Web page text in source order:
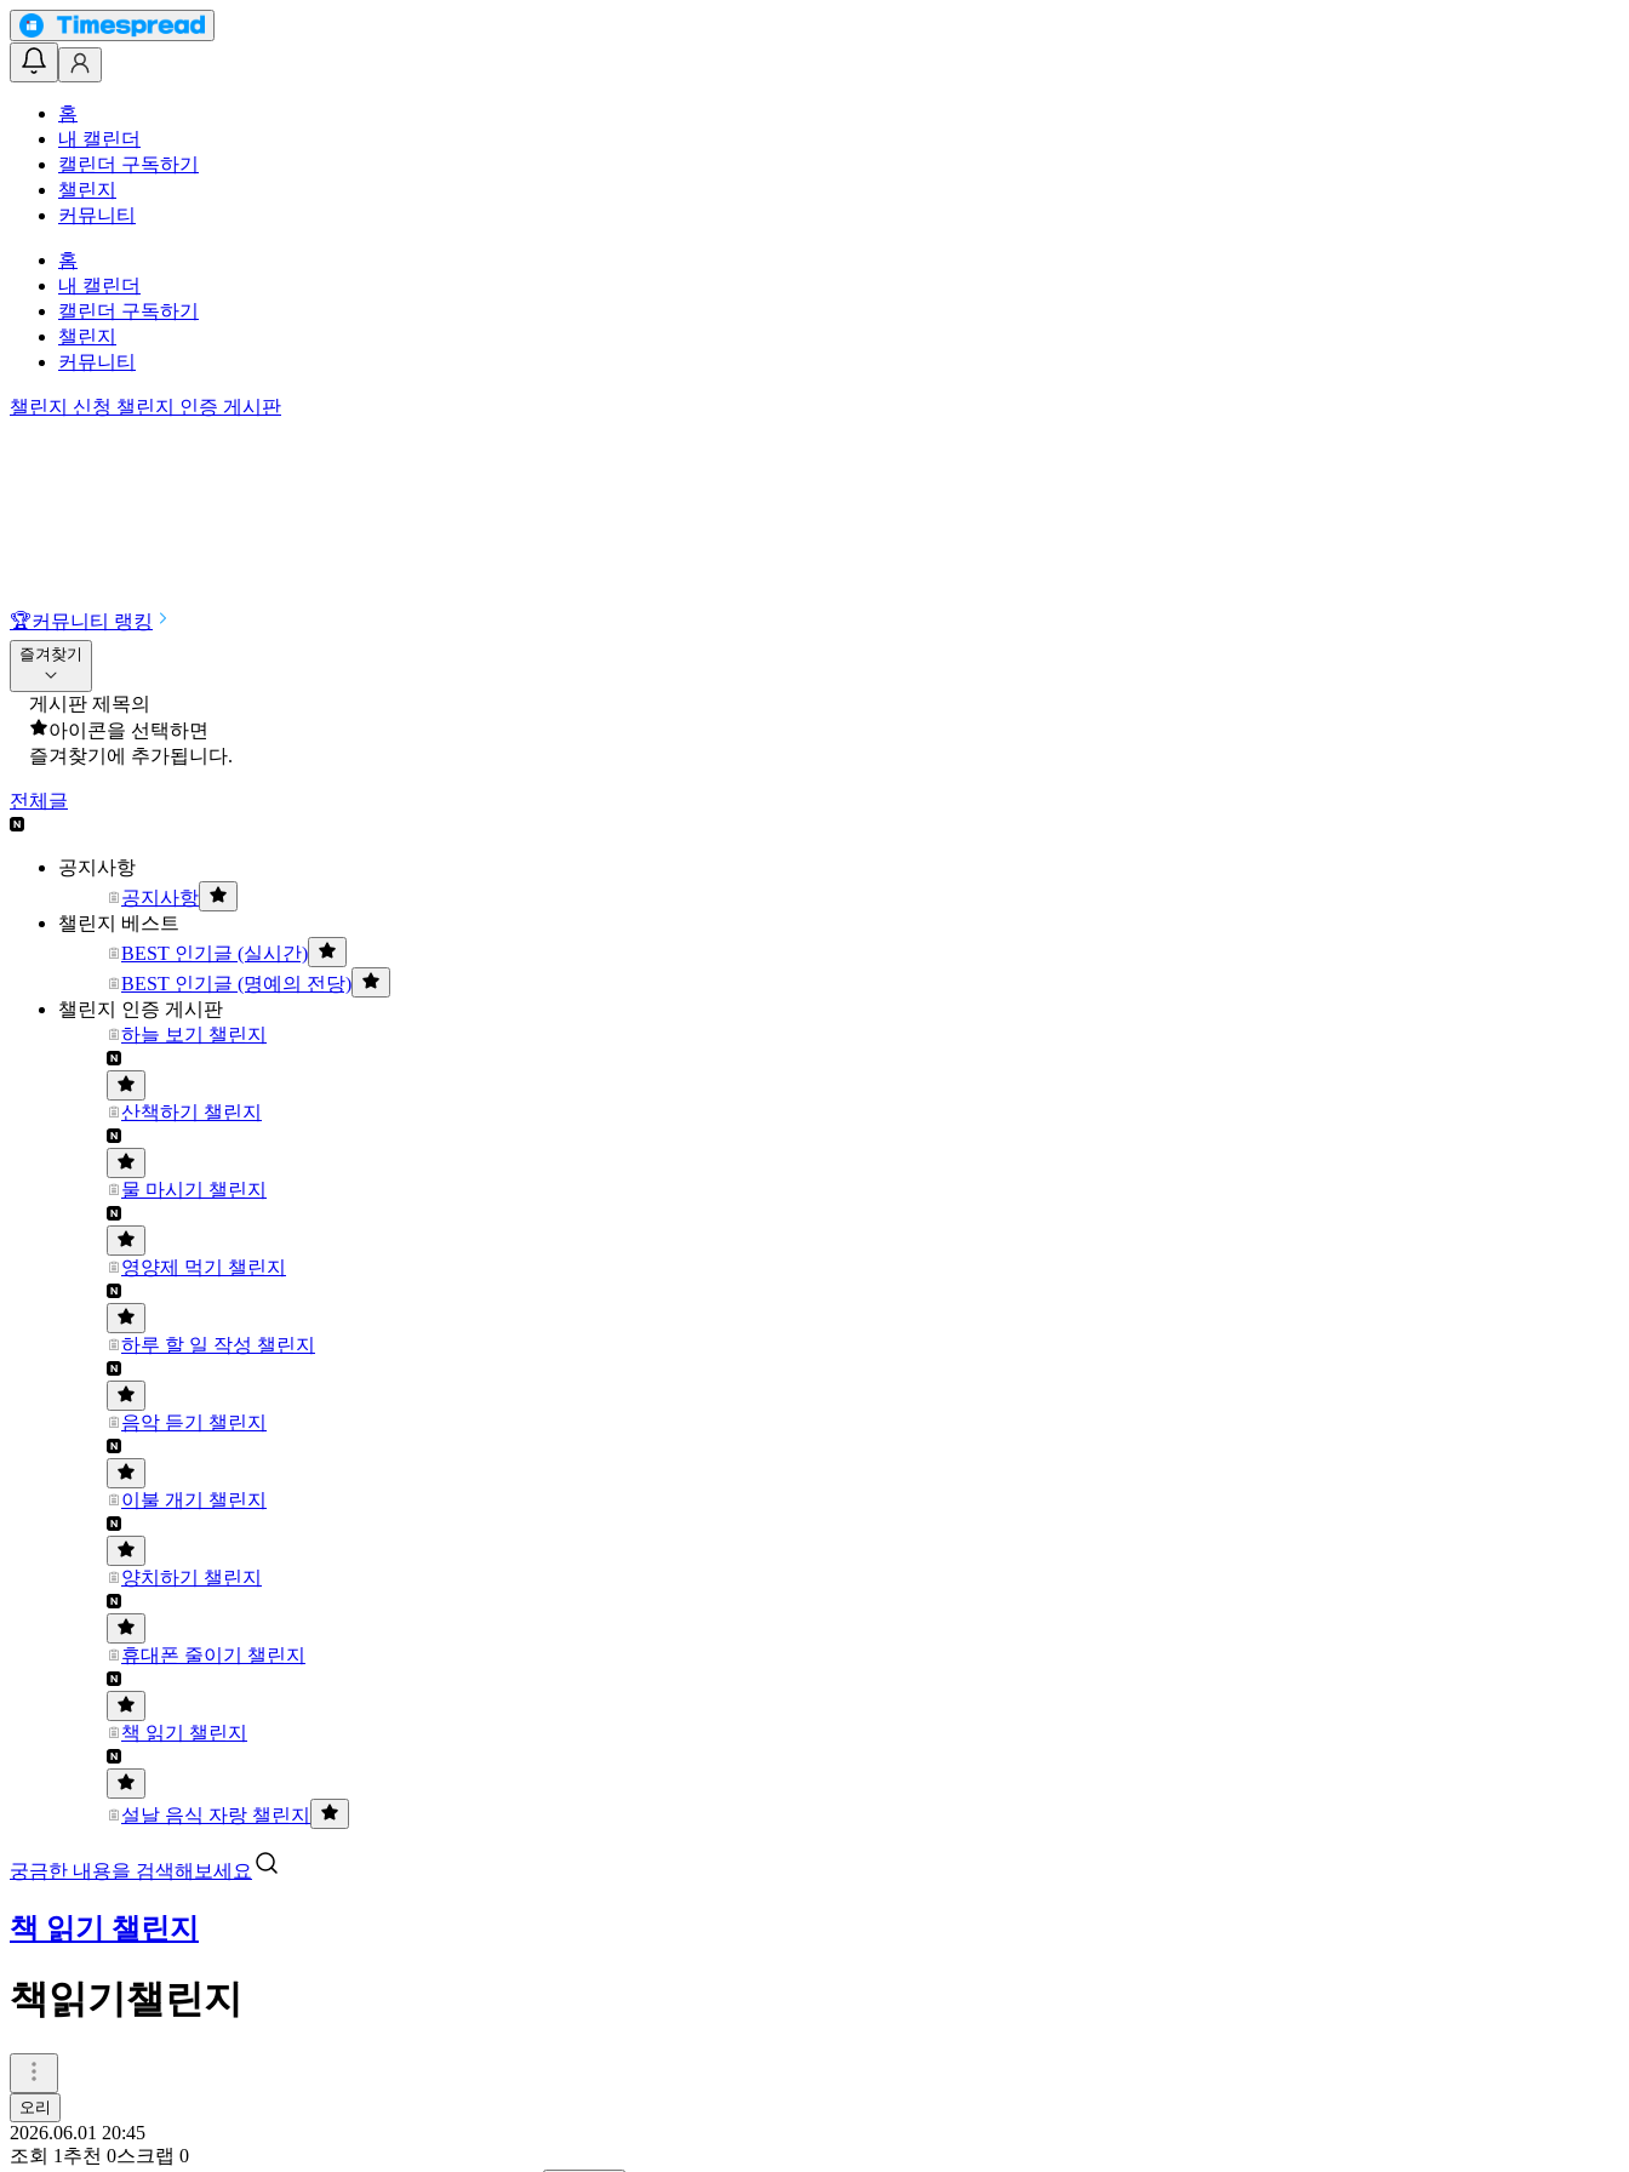
홈
내 캘린더
캘린더 구독하기
챌린지
커뮤니티
홈
내 캘린더
캘린더 구독하기
챌린지
커뮤니티
챌린지 신청 챌린지 인증 게시판
🏆커뮤니티 랭킹
즐겨찾기
게시판 제목의
아이콘을 선택하면
즐겨찾기에 추가됩니다.
전체글
공지사항
공지사항
챌린지 베스트
BEST 인기글 (실시간)
BEST 인기글 (명예의 전당)
챌린지 인증 게시판
하늘 보기 챌린지
산책하기 챌린지
물 마시기 챌린지
영양제 먹기 챌린지
하루 할 일 작성 챌린지
음악 듣기 챌린지
이불 개기 챌린지
양치하기 챌린지
휴대폰 줄이기 챌린지
책 읽기 챌린지
설날 음식 자랑 챌린지
궁금한 내용을 검색해보세요
책 읽기 챌린지
책읽기챌린지
오리
2026.06.01 20:45
조회 1 추천 0스크랩 0